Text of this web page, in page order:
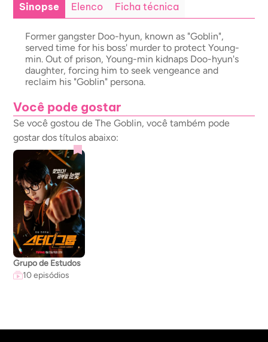
Sinopse Elenco Ficha técnica
Former gangster Doo-hyun, known as "Goblin",
served time for his boss' murder to protect Young-
min. Out of prison, Young-min kidnaps Doo-hyun's
daughter, forcing him to seek vengeance and
reclaim his "Goblin" persona.
Você pode gostar
Se você gostou de The Goblin, você também pode
gostar dos títulos abaixo:
Grupo de Estudos
10 episódios